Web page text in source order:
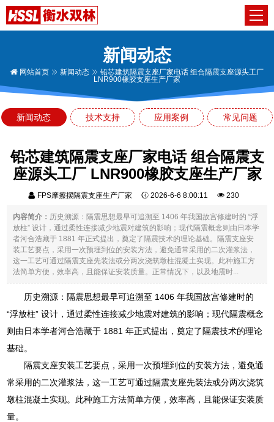
新闻动态
网站首页 新闻动态
铅芯建筑隔震支座厂家电话 组合隔震支座源头工厂
LNR900橡胶支座生产厂家
新闻动态 技术支持 应用案例 常见问题
铅芯建筑隔震支座厂家电话 组合隔震支
座源头工厂 LNR900橡胶支座生产厂家
FPS摩擦摆隔震支座生产厂家 2026-6-6 8:00:11 230
内容简介： 历史溯源：隔震思想最早可追溯至 1406 年我国故宫修建时的 “浮
放柱” 设计，通过柔性连接减少地震对建筑的影响；现代隔震概念则由日本学
者河合浩藏于 1881 年正式提出，奠定了隔震技术的理论基础。隔震支座安
装工艺要点，采用一次预埋到位的安装方法，避免通常采用的二次灌浆法，
这一工艺可通过隔震支座先装法或分两次浇筑墩柱混凝土实现。此种施工方
法简单方便，效率高，且能保证安装质量。正常情况下，以及地震时...
历史溯源：隔震思想最早可追溯至 1406 年我国故宫修建时的
“浮放柱” 设计，通过柔性连接减少地震对建筑的影响；现代隔震概念
则由日本学者河合浩藏于 1881 年正式提出，奠定了隔震技术的理论
基础。
隔震支座安装工艺要点，采用一次预埋到位的安装方法，避免通
常采用的二次灌浆法，这一工艺可通过隔震支座先装法或分两次浇筑
墩柱混凝土实现。此种施工方法简单方便，效率高，且能保证安装质
量。